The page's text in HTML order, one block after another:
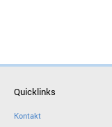
Quicklinks
Kontakt